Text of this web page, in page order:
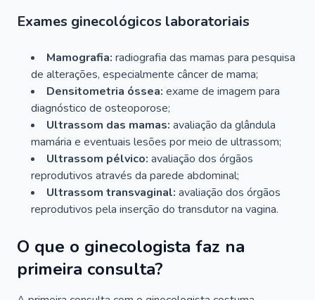
Exames ginecológicos laboratoriais
Mamografia: radiografia das mamas para pesquisa
de alterações, especialmente câncer de mama;
Densitometria óssea: exame de imagem para
diagnóstico de osteoporose;
Ultrassom das mamas: avaliação da glândula
mamária e eventuais lesões por meio de ultrassom;
Ultrassom pélvico: avaliação dos órgãos
reprodutivos através da parede abdominal;
Ultrassom transvaginal: avaliação dos órgãos
reprodutivos pela inserção do transdutor na vagina.
O que o ginecologista faz na
primeira consulta?